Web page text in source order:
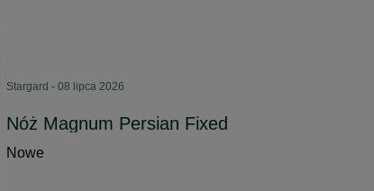
Stargard - 08 lipca 2026
Nóż Magnum Persian Fixed
Nowe